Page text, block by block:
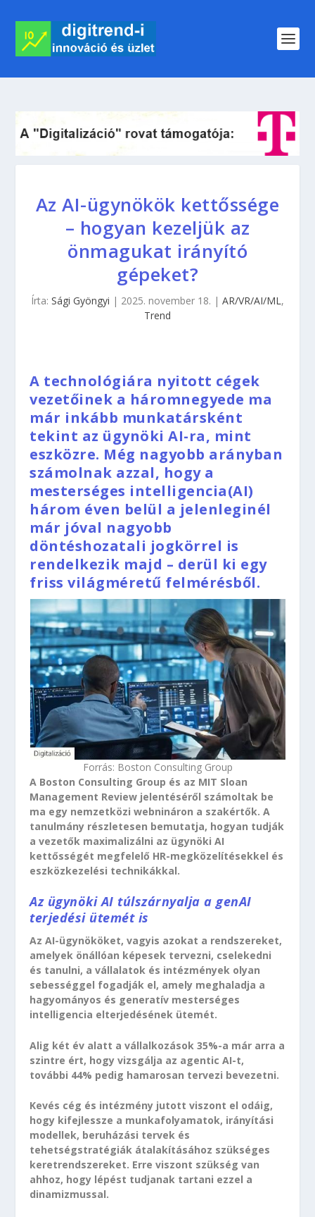
Az AI-ügynökök kettőssége
– hogyan kezeljük az
önmagukat irányító
gépeket?
Írta: Sági Gyöngyi | 2025. november 18. | AR/VR/AI/ML,
Trend
A technológiára nyitott cégek
vezetőinek a háromnegyede ma
már inkább munkatársként
tekint az ügynöki AI-ra, mint
eszközre. Még nagyobb arányban
számolnak azzal, hogy a
mesterséges intelligencia(AI)
három éven belül a jelenleginél
már jóval nagyobb
döntéshozatali jogkörrel is
rendelkezik majd – derül ki egy
friss világméretű felmérésből.
Forrás: Boston Consulting Group
A Boston Consulting Group és az MIT Sloan
Management Review jelentéséről számoltak be
ma egy nemzetközi webnináron a szakértők. A
tanulmány részletesen bemutatja, hogyan tudják
a vezetők maximalizálni az ügynöki AI
kettősségét megfelelő HR-megközelítésekkel és
eszközkezelési technikákkal.
Az ügynöki AI túlszárnyalja a genAI
terjedési ütemét is
Az AI-ügynököket, vagyis azokat a rendszereket,
amelyek önállóan képesek tervezni, cselekedni
és tanulni, a vállalatok és intézmények olyan
sebességgel fogadják el, amely meghaladja a
hagyományos és generatív mesterséges
intelligencia elterjedésének ütemét.
Alig két év alatt a vállalkozások 35%-a már arra a
szintre ért, hogy vizsgálja az agentic AI-t,
további 44% pedig hamarosan tervezi bevezetni.
Kevés cég és intézmény jutott viszont el odáig,
hogy kifejlessze a munkafolyamatok, irányítási
modellek, beruházási tervek és
tehetségstratégiák átalakításához szükséges
keretrendszereket. Erre viszont szükség van
ahhoz, hogy lépést tudjanak tartani ezzel a
dinamizmussal.